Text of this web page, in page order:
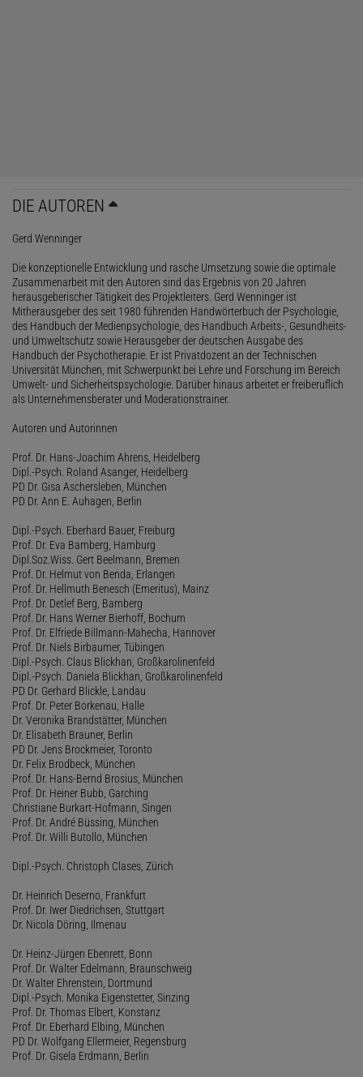
DIE AUTOREN
Gerd Wenninger
Die konzeptionelle Entwicklung und rasche Umsetzung sowie die optimale
Zusammenarbeit mit den Autoren sind das Ergebnis von 20 Jahren
herausgeberischer Tätigkeit des Projektleiters. Gerd Wenninger ist
Mitherausgeber des seit 1980 führenden Handwörterbuch der Psychologie,
des Handbuch der Medienpsychologie, des Handbuch Arbeits-, Gesundheits-
und Umweltschutz sowie Herausgeber der deutschen Ausgabe des
Handbuch der Psychotherapie. Er ist Privatdozent an der Technischen
Universität München, mit Schwerpunkt bei Lehre und Forschung im Bereich
Umwelt- und Sicherheitspsychologie. Darüber hinaus arbeitet er freiberuflich
als Unternehmensberater und Moderationstrainer.
Autoren und Autorinnen
Prof. Dr. Hans-Joachim Ahrens, Heidelberg
Dipl.-Psych. Roland Asanger, Heidelberg
PD Dr. Gisa Aschersleben, München
PD Dr. Ann E. Auhagen, Berlin
Dipl.-Psych. Eberhard Bauer, Freiburg
Prof. Dr. Eva Bamberg, Hamburg
Dipl.Soz.Wiss. Gert Beelmann, Bremen
Prof. Dr. Helmut von Benda, Erlangen
Prof. Dr. Hellmuth Benesch (Emeritus), Mainz
Prof. Dr. Detlef Berg, Bamberg
Prof. Dr. Hans Werner Bierhoff, Bochum
Prof. Dr. Elfriede Billmann-Mahecha, Hannover
Prof. Dr. Niels Birbaumer, Tübingen
Dipl.-Psych. Claus Blickhan, Großkarolinenfeld
Dipl.-Psych. Daniela Blickhan, Großkarolinenfeld
PD Dr. Gerhard Blickle, Landau
Prof. Dr. Peter Borkenau, Halle
Dr. Veronika Brandstätter, München
Dr. Elisabeth Brauner, Berlin
PD Dr. Jens Brockmeier, Toronto
Dr. Felix Brodbeck, München
Prof. Dr. Hans-Bernd Brosius, München
Prof. Dr. Heiner Bubb, Garching
Christiane Burkart-Hofmann, Singen
Prof. Dr. André Büssing, München
Prof. Dr. Willi Butollo, München
Dipl.-Psych. Christoph Clases, Zürich
Dr. Heinrich Deserno, Frankfurt
Prof. Dr. Iwer Diedrichsen, Stuttgart
Dr. Nicola Döring, Ilmenau
Dr. Heinz-Jürgen Ebenrett, Bonn
Prof. Dr. Walter Edelmann, Braunschweig
Dr. Walter Ehrenstein, Dortmund
Dipl.-Psych. Monika Eigenstetter, Sinzing
Prof. Dr. Thomas Elbert, Konstanz
Prof. Dr. Eberhard Elbing, München
PD Dr. Wolfgang Ellermeier, Regensburg
Prof. Dr. Gisela Erdmann, Berlin